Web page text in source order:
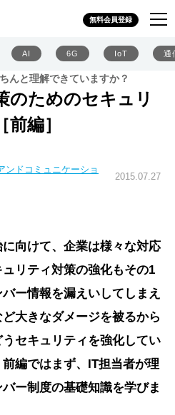
無料会員登録
AI 6G IoT 通
んと理解できていますか？
のためのセキュリ
編］
ンドコミュニケーショ
2015.07.27
向けて、企業は様々な対応
リティ対策の強化もその1
ー情報を漏えいしてしまえ
大きなダメージを被るから
セキュリティを強化してい
編ではまず、IT担当者が理
ー制度の基礎知識を学びま